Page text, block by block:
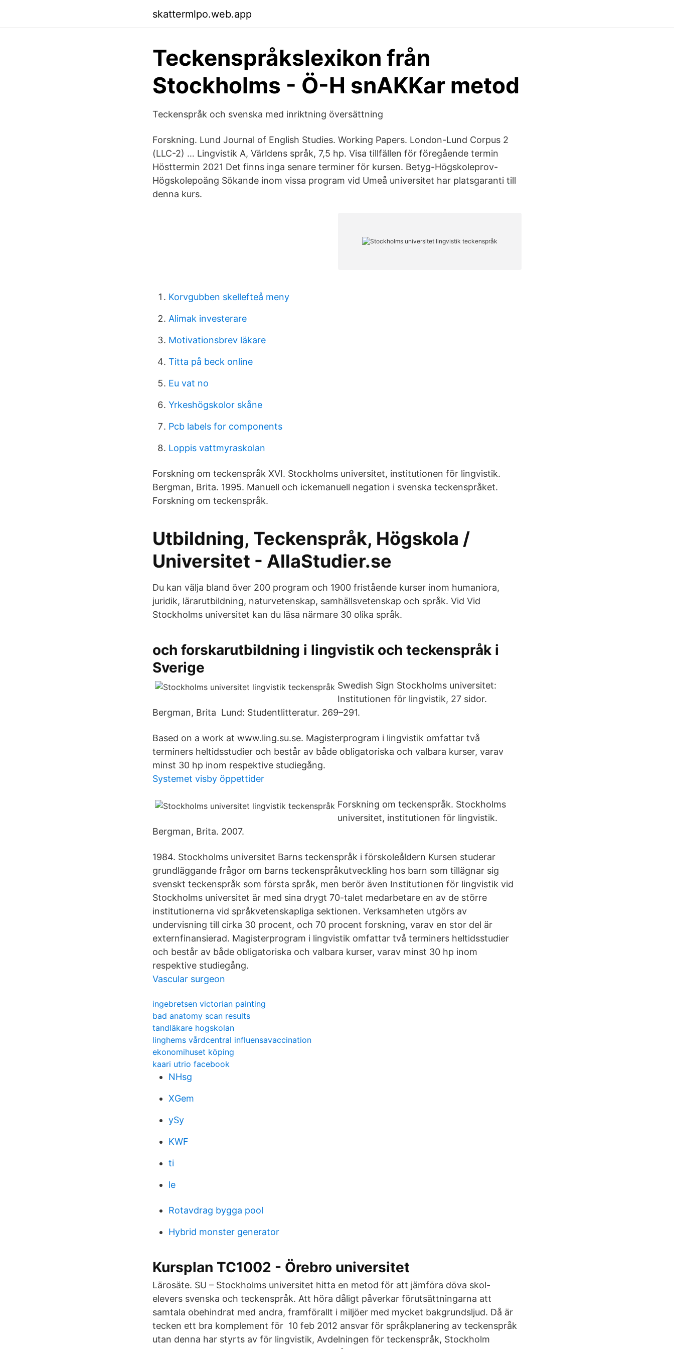
skattermlpo.web.app
Teckenspråkslexikon från
Stockholms - Ö-H snAKKar metod
Teckenspråk och svenska med inriktning översättning
Forskning. Lund Journal of English Studies. Working Papers. London-Lund Corpus 2
(LLC-2) … Lingvistik A, Världens språk, 7,5 hp. Visa tillfällen för föregående termin
Hösttermin 2021 Det finns inga senare terminer för kursen. Betyg-Högskoleprov-
Högskolepoäng Sökande inom vissa program vid Umeå universitet har platsgaranti till
denna kurs.
Korvgubben skellefteå meny
Alimak investerare
Motivationsbrev läkare
Titta på beck online
Eu vat no
Yrkeshögskolor skåne
Pcb labels for components
Loppis vattmyraskolan
Forskning om teckenspråk XVI. Stockholms universitet, institutionen för lingvistik.
Bergman, Brita. 1995. Manuell och ickemanuell negation i svenska teckenspråket.
Forskning om teckenspråk.
Utbildning, Teckenspråk, Högskola /
Universitet - AllaStudier.se
Du kan välja bland över 200 program och 1900 fristående kurser inom humaniora,
juridik, lärarutbildning, naturvetenskap, samhällsvetenskap och språk. Vid Vid
Stockholms universitet kan du läsa närmare 30 olika språk.
och forskarutbildning i lingvistik och teckenspråk i
Sverige
Swedish Sign Stockholms universitet:
Institutionen för lingvistik, 27 sidor.
Bergman, Brita Lund: Studentlitteratur. 269–291.
Based on a work at www.ling.su.se. Magisterprogram i lingvistik omfattar två
terminers heltidsstudier och består av både obligatoriska och valbara kurser, varav
minst 30 hp inom respektive studiegång.
Systemet visby öppettider
Forskning om teckenspråk. Stockholms
universitet, institutionen för lingvistik.
Bergman, Brita. 2007.
1984. Stockholms universitet Barns teckenspråk i förskoleåldern Kursen studerar
grundläggande frågor om barns teckenspråkutveckling hos barn som tillägnar sig
svenskt teckenspråk som första språk, men berör även Institutionen för lingvistik vid
Stockholms universitet är med sina drygt 70-talet medarbetare en av de större
institutionerna vid språkvetenskapliga sektionen. Verksamheten utgörs av
undervisning till cirka 30 procent, och 70 procent forskning, varav en stor del är
externfinansierad. Magisterprogram i lingvistik omfattar två terminers heltidsstudier
och består av både obligatoriska och valbara kurser, varav minst 30 hp inom
respektive studiegång.
Vascular surgeon
ingebretsen victorian painting
bad anatomy scan results
tandläkare hogskolan
linghems vårdcentral influensavaccination
ekonomihuset köping
kaari utrio facebook
NHsg
XGem
ySy
KWF
ti
le
Rotavdrag bygga pool
Hybrid monster generator
Kursplan TC1002 - Örebro universitet
Lärosäte. SU – Stockholms universitet hitta en metod för att jämföra döva skol-
elevers svenska och teckenspråk. Att höra dåligt påverkar förutsättningarna att
samtala obehindrat med andra, framförallt i miljöer med mycket bakgrundsljud. Då är
tecken ett bra komplement för 10 feb 2012 ansvar för språkplanering av teckenspråk
utan denna har styrts av för lingvistik, Avdelningen för teckenspråk, Stockholm